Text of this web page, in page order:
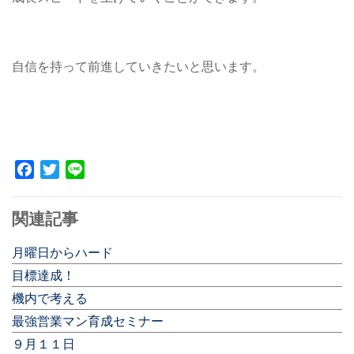
自信を持って前進していきたいと思います。
Facebook
Twitter
関連記事
月曜日からハード
目標達成！
機内で考える
最強営業マン育成セミナー
９月１１日